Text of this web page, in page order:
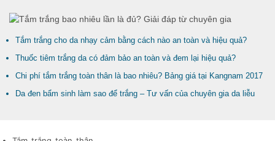
Tắm trắng cho da nhạy cảm bằng cách nào an toàn và hiệu quả?
Thuốc tiêm trắng da có đảm bảo an toàn và đem lại hiệu quả?
Chi phí tắm trắng toàn thân là bao nhiêu? Bảng giá tại Kangnam 2017
Da đen bẩm sinh làm sao để trắng – Tư vấn của chuyên gia da liễu